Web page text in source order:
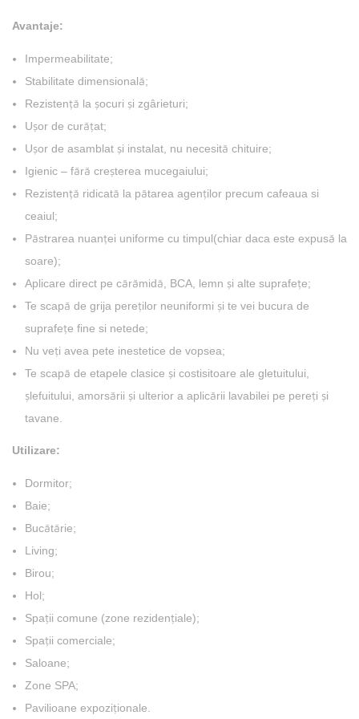
Avantaje:
Impermeabilitate;
Stabilitate dimensională;
Rezistență la șocuri și zgârieturi;
Ușor de curățat;
Ușor de asamblat și instalat, nu necesită chituire;
Igienic – fără creșterea mucegaiului;
Rezistență ridicată la pătarea agenților precum cafeaua si
ceaiul;
Păstrarea nuanței uniforme cu timpul(chiar daca este expusă la
soare);
Aplicare direct pe cărămidă, BCA, lemn și alte suprafețe;
Te scapă de grija pereților neuniformi și te vei bucura de
suprafețe fine si netede;
Nu veți avea pete inestetice de vopsea;
Te scapă de etapele clasice și costisitoare ale gletuitului,
șlefuitului, amorsării și ulterior a aplicării lavabilei pe pereți și
tavane.
Utilizare:
Dormitor;
Baie;
Bucătărie;
Living;
Birou;
Hol;
Spații comune (zone rezidențiale);
Spații comerciale;
Saloane;
Zone SPA;
Pavilioane expoziționale.